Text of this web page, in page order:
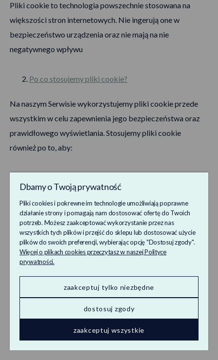
Pliki cookie to technologia powszechnie stosowana na
większości stron internetowych. Nie ingerują one w
bezpieczeństwo urządzenia oraz nie mają na nie
negatywnego wpływu
Po co stosujemy pliki cookie?
Na naszym Serwisie wykorzystujemy pliki cookie przede
wszystkim w celu zapewnienia jego bezpieczeństwa oraz
prawidłowego wyświetlania. Stosujemy pliki cookie
również po to, aby:
wyświetlanie odpowiednich i dostosowanych do
Twoich oczekiwań treści;
analizować w jaki sposób Użytkownicy korzystają z,
co pozwala nam na ciągłe udoskonalanie jej
funkcjonalności; zbieramy w tym celu wyłącznie
informacje statystyczne;
Jakie rodzaje plików cookie stosujemy?
Na naszym Serwisie korzystamy z różnych plików cookie.
Dbamy o Twoją prywatność
Pliki cookies i pokrewne im technologie umożliwiają poprawne
działanie strony i pomagają nam dostosować ofertę do Twoich
potrzeb. Możesz zaakceptować wykorzystanie przez nas
wszystkich tych plików i przejść do sklepu lub dostosować użycie
plików do swoich preferencji, wybierając opcję "Dostosuj zgody".
Więcej o plikach cookies przeczytasz w naszej Polityce
prywatności.
zaakceptuj tylko niezbędne
dostosuj zgody
zaakceptuj wszystkie